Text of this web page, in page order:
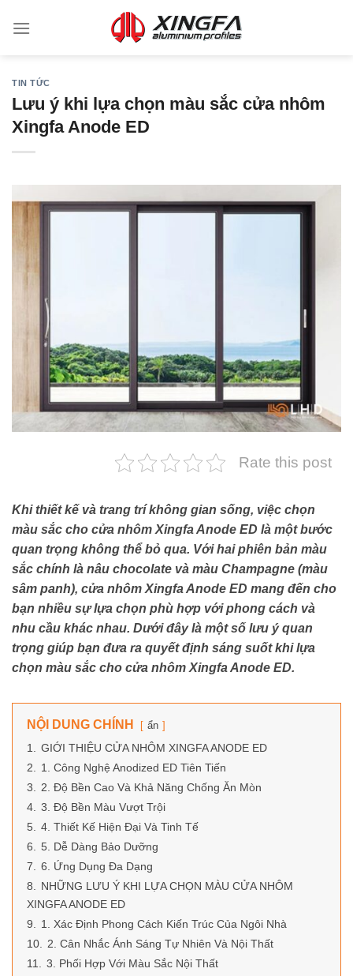
TIN TỨC
Lưu ý khi lựa chọn màu sắc cửa nhôm
Xingfa Anode ED
Rate this post
Khi thiết kế và trang trí không gian sống, việc chọn
màu sắc cho cửa nhôm Xingfa Anode ED là một bước
quan trọng không thể bỏ qua. Với hai phiên bản màu
sắc chính là nâu chocolate và màu Champagne (màu
sâm panh), cửa nhôm Xingfa Anode ED mang đến cho
bạn nhiều sự lựa chọn phù hợp với phong cách và
nhu cầu khác nhau. Dưới đây là một số lưu ý quan
trọng giúp bạn đưa ra quyết định sáng suốt khi lựa
chọn màu sắc cho cửa nhôm Xingfa Anode ED.
NỘI DUNG CHÍNH ẩn
1.
GIỚI THIỆU CỬA NHÔM XINGFA ANODE ED
2.
1. Công Nghệ Anodized ED Tiên Tiến
3.
2. Độ Bền Cao Và Khả Năng Chống Ăn Mòn
4.
3. Độ Bền Màu Vượt Trội
5.
4. Thiết Kế Hiện Đại Và Tinh Tế
6.
5. Dễ Dàng Bảo Dưỡng
7.
6. Ứng Dụng Đa Dạng
8.
NHỮNG LƯU Ý KHI LỰA CHỌN MÀU CỬA NHÔM
XINGFA ANODE ED
9.
1. Xác Định Phong Cách Kiến Trúc Của Ngôi Nhà
10.
2. Cân Nhắc Ánh Sáng Tự Nhiên Và Nội Thất
11.
3. Phối Hợp Với Màu Sắc Nội Thất